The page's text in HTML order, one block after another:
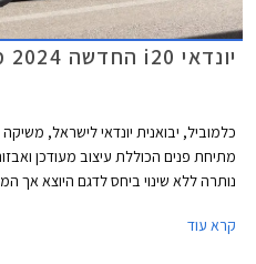
יונדאי i20 החדשה 2024 מושקת בישראל
מתיחת פנים הכוללת עיצוב מעודכן
קרא עוד